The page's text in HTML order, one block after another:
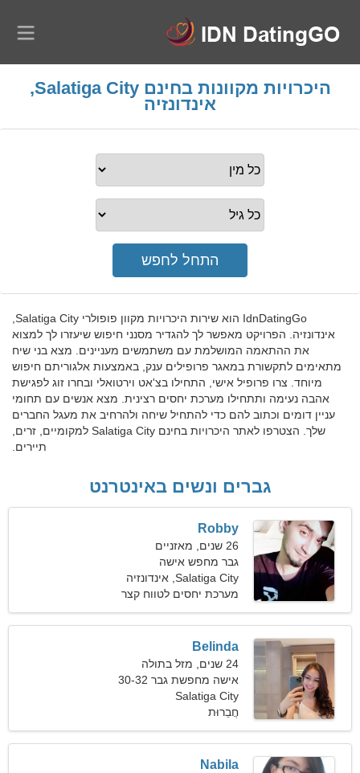
היכרויות מקוונות בחינם Salatiga City,
אינדונזיה
אינדונזיה. הפרויקט מאפשר לך להגדיר מסנני חיפוש שיעזרו לך למצוא
את ההתאמה המושלמת עם משתמשים מעניינים. מצא בני שיח
מתאימים לתקשורת במאגר פרופילים ענק, באמצעות אלגוריתם חיפוש
מיוחד. צרו פרופיל אישי, התחילו בצ'אט וירטואלי ובחרו זוג לפגישת
אהבה נעימה ותתחילו מערכת יחסים רצינית. מצא אנשים עם תחומי
עניין דומים וכתוב להם כדי להתחיל שיחה ולהרחיב את מעגל החברים
שלך. הצטרפו לאתר היכרויות בחינם Salatiga City למקומיים, זרים,
תיירים.
גברים ונשים באינטרנט
Robby
26 שנים, מאזניים
גבר מחפש אישה
Salatiga City, אינדונזיה
מערכת יחסים לטווח קצר
Belinda
24 שנים, מזל בתולה
אישה מחפשת גבר 30-32
Salatiga City
חֲבֵרוּת
Nabila